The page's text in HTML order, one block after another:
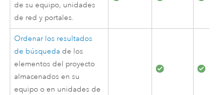
de su equipo, unidades
de red y portales.
Ordenar los resultados
de búsqueda de los
elementos del proyecto
almacenados en su
equipo o en unidades de